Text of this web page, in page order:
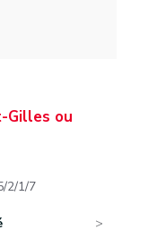
Gilles ou
2/1/7